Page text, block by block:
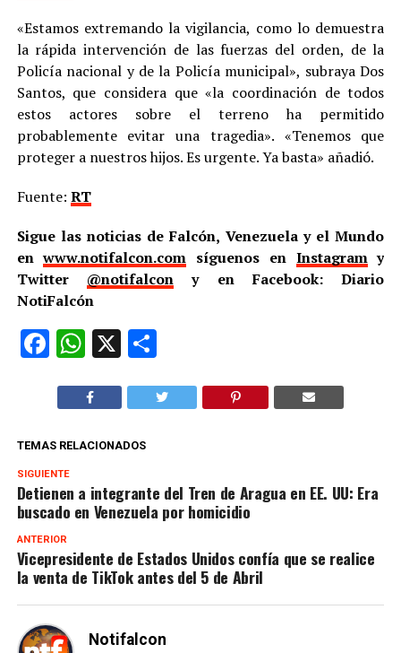
«Estamos extremando la vigilancia, como lo demuestra
la rápida intervención de las fuerzas del orden, de la
Policía nacional y de la Policía municipal», subraya Dos
Santos, que considera que «la coordinación de todos
estos actores sobre el terreno ha permitido
probablemente evitar una tragedia». «Tenemos que
proteger a nuestros hijos. Es urgente. Ya basta» añadió.
Fuente: RT
Sigue las noticias de Falcón, Venezuela y el Mundo
enwww.notifalcon.com síguenos en Instagramy
Twitter @notifalcon y en Facebook: Diario
NotiFalcón
Facebook
WhatsApp
X Compartir
TEMAS RELACIONADOS
SIGUIENTE
Detienen a integrante del Tren de Aragua en EE. UU: Era
buscado en Venezuela por homicidio
ANTERIOR
Vicepresidente de Estados Unidos confía que se realice
la venta de TikTok antes del 5 de Abril
Notifalcon